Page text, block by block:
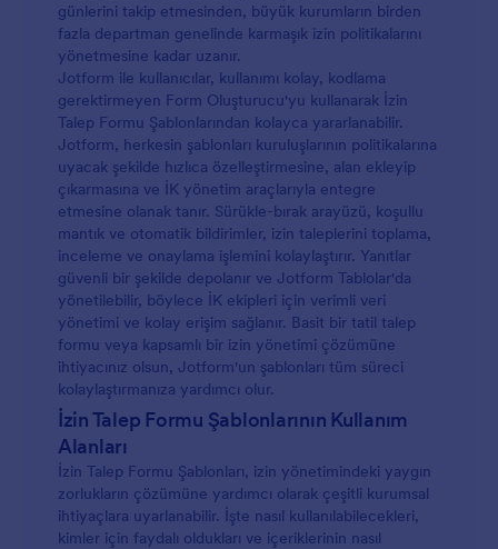
günlerini takip etmesinden, büyük kurumların birden
fazla departman genelinde karmaşık izin politikalarını
yönetmesine kadar uzanır.
Jotform ile kullanıcılar, kullanımı kolay, kodlama
gerektirmeyen Form Oluşturucu'yu kullanarak İzin
Talep Formu Şablonlarından kolayca yararlanabilir.
Jotform, herkesin şablonları kuruluşlarının politikalarına
uyacak şekilde hızlıca özelleştirmesine, alan ekleyip
çıkarmasına ve İK yönetim araçlarıyla entegre
etmesine olanak tanır. Sürükle-bırak arayüzü, koşullu
mantık ve otomatik bildirimler, izin taleplerini toplama,
inceleme ve onaylama işlemini kolaylaştırır. Yanıtlar
güvenli bir şekilde depolanır ve Jotform Tablolar'da
yönetilebilir, böylece İK ekipleri için verimli veri
yönetimi ve kolay erişim sağlanır. Basit bir tatil talep
formu veya kapsamlı bir izin yönetimi çözümüne
ihtiyacınız olsun, Jotform'un şablonları tüm süreci
kolaylaştırmanıza yardımcı olur.
İzin Talep Formu Şablonlarının Kullanım
Alanları
İzin Talep Formu Şablonları, izin yönetimindeki yaygın
zorlukların çözümüne yardımcı olarak çeşitli kurumsal
ihtiyaçlara uyarlanabilir. İşte nasıl kullanılabilecekleri,
kimler için faydalı oldukları ve içeriklerinin nasıl